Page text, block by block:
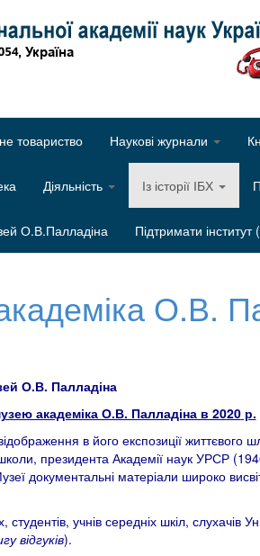
товариство Наукові журнали
Діяльність Із історії ІБХ
О.В.Палладіна Підтримати інститут
О.В.
О.В. Палладіна
академіка О.В. Палладіна в 2020р.
в його експозиції життєвого
школи, президента Академії наук УРСР
матеріали широко
учнів середніх шкіл, слухачів
відгуків).